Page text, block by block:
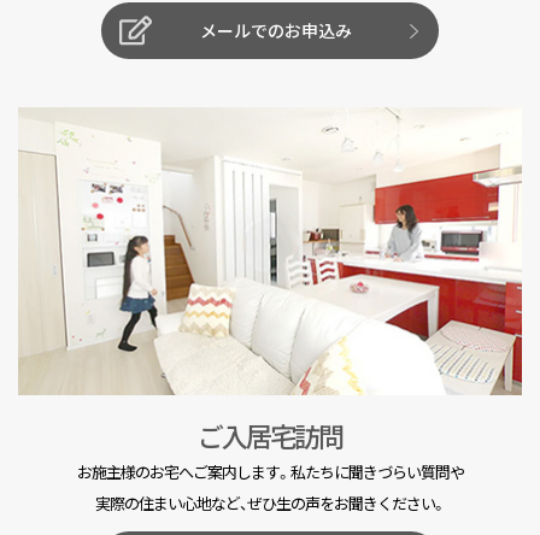
メールでのお申込み
ご入居宅訪問
お施主様のお宅へご案内します。私たちに聞きづらい質問や
実際の住まい心地など、ぜひ生の声をお聞きください。